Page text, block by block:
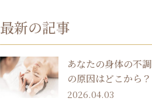
最新の記事
あなたの身体の不調
の原因はどこから？
2026.04.03